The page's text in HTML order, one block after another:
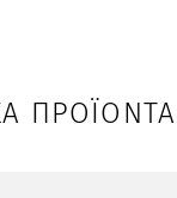
ΠΡΟΪΌΝΤΑ